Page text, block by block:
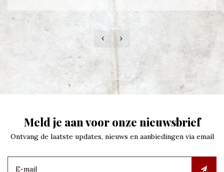
Meld je aan voor onze nieuwsbrief
Ontvang de laatste updates, nieuws en aanbiedingen via email